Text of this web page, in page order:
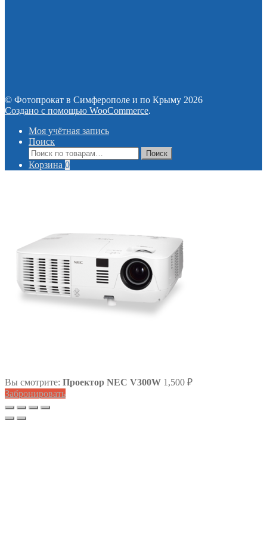
© Фотопрокат в Симферополе и по Крыму 2026
Создано с помощью WooCommerce.
Моя учётная запись
Поиск
Искать:
Поиск
Корзина 0
Вы смотрите: Проектор NEC V300W 1,500 ₽
Забронировать